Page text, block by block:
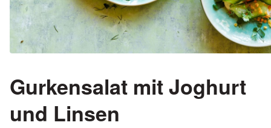
Gurkensalat mit Joghurt
und Linsen